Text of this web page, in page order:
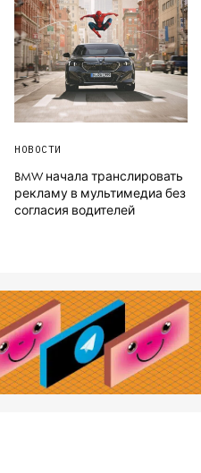
НОВОСТИ
BMW начала транслировать
рекламу в мультимедиа без
согласия водителей